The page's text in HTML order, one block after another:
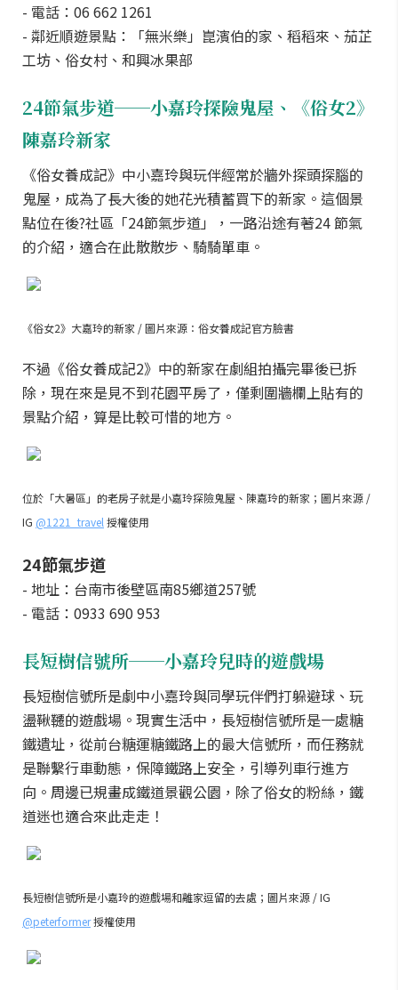
- 電話：06 662 1261
- 鄰近順遊景點：「無米樂」崑濱伯的家、稻稻來、茄芷
工坊、俗女村、和興冰果部
24節氣步道──小嘉玲探險鬼屋、《俗女2》
陳嘉玲新家
《俗女養成記》中小嘉玲與玩伴經常於牆外探頭探腦的
鬼屋，成為了長大後的她花光積蓄買下的新家。這個景
點位在後?社區「24節氣步道」，一路沿途有著24 節氣
的介紹，適合在此散散步、騎騎單車。
《俗女2》大嘉玲的新家 / 圖片來源：俗女養成記官方臉書
不過《俗女養成記2》中的新家在劇組拍攝完畢後已拆
除，現在來是見不到花園平房了，僅剩圍牆欄上貼有的
景點介紹，算是比較可惜的地方。
位於「大暑區」的老房子就是小嘉玲探險鬼屋、陳嘉玲的新家；圖片來源 /
IG @1221_travel 授權使用
24節氣步道
- 地址：台南市後壁區南85鄉道257號
- 電話：0933 690 953
長短樹信號所──小嘉玲兒時的遊戲場
長短樹信號所是劇中小嘉玲與同學玩伴們打躲避球、玩
盪鞦韆的遊戲場。現實生活中，長短樹信號所是一處糖
鐵遺址，從前台糖運糖鐵路上的最大信號所，而任務就
是聯繫行車動態，保障鐵路上安全，引導列車行進方
向。周邊已規畫成鐵道景觀公園，除了俗女的粉絲，鐵
道迷也適合來此走走！
長短樹信號所是小嘉玲的遊戲場和離家逗留的去處；圖片來源 / IG
@peterformer授權使用